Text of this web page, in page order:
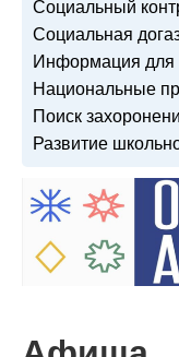
Социальный
Социальная
Информация для
Национальные
Поиск
Развитие